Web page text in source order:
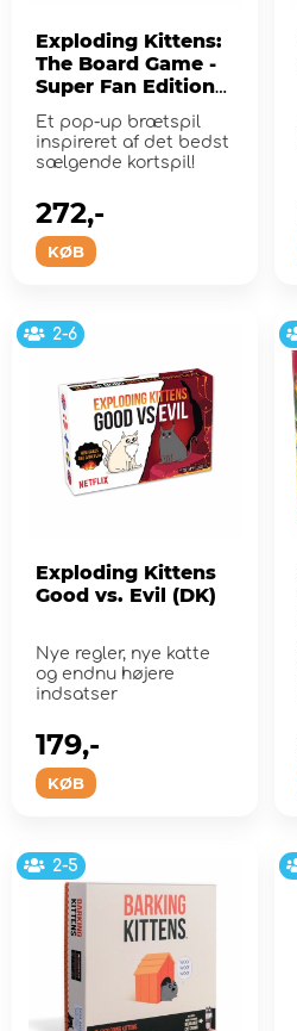
Exploding Kittens:
The Board Game -
Super Fan Edition
(EN)
Et pop-up brætspil
inspireret af det bedst
sælgende kortspil!
KØB
272,-
2-6
Exploding Kittens
Good vs. Evil (DK)
Nye regler, nye katte
og endnu højere
indsatser
KØB
179,-
2-5